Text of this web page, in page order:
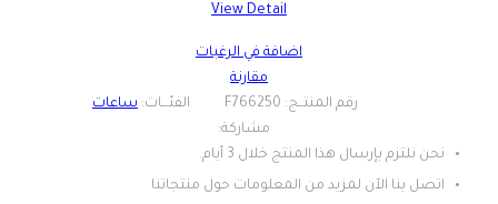
View Detail
اضافة في الرغبات
مقارنة
ساعات
نحن نلتزم بإرسال هذا المنتج خلال 3 أيام.
اتصل بنا الآن لمزيد من المعلومات حول منتجاتنا